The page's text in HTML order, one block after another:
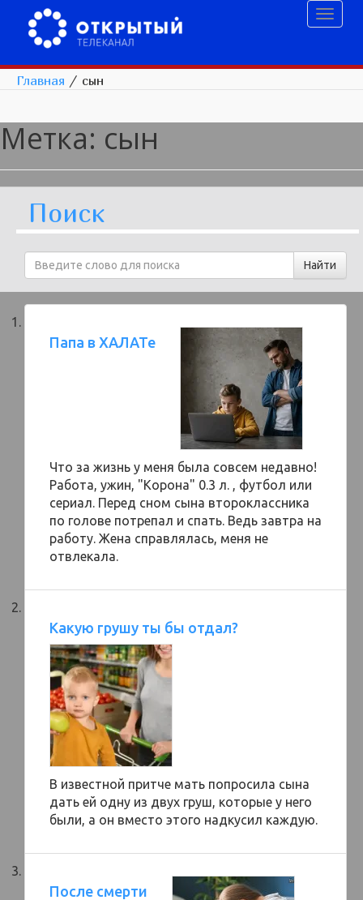
Главная / сын
Метка: сын
Поиск
Папа в ХАЛАТе
Что за жизнь у меня была совсем недавно!
Работа, ужин, "Корона" 0.3 л. , футбол или
сериал. Перед сном сына второклассника
по голове потрепал и спать. Ведь завтра на
работу. Жена справлялась, меня не
отвлекала.
Какую грушу ты бы отдал?
В известной притче мать попросила сына
дать ей одну из двух груш, которые у него
были, а он вместо этого надкусил каждую.
После смерти